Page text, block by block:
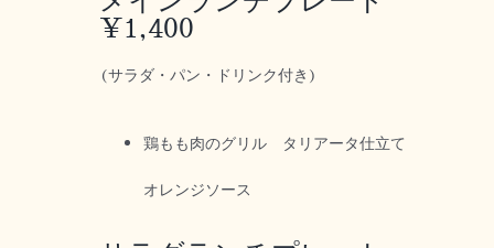
¥1,400
(サラダ・パン・ドリンク付き)
鶏もも肉のグリル タリアータ仕立て
オレンジソース